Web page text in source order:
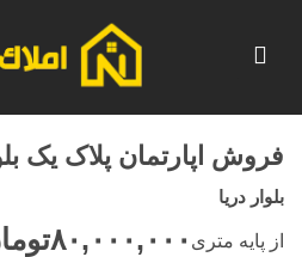
فروش اپارتمان پلاک یک
بلوار دریا
از پایه متری ۸۰,۰۰۰,۰۰۰